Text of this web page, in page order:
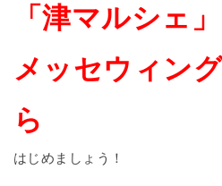
「津マルシェ」
メッセウィン
ら
はじめましょう！